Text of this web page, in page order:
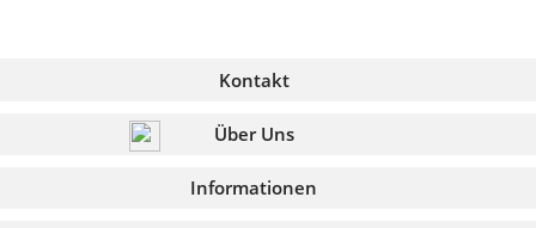
Kontakt
Über Uns
Informationen